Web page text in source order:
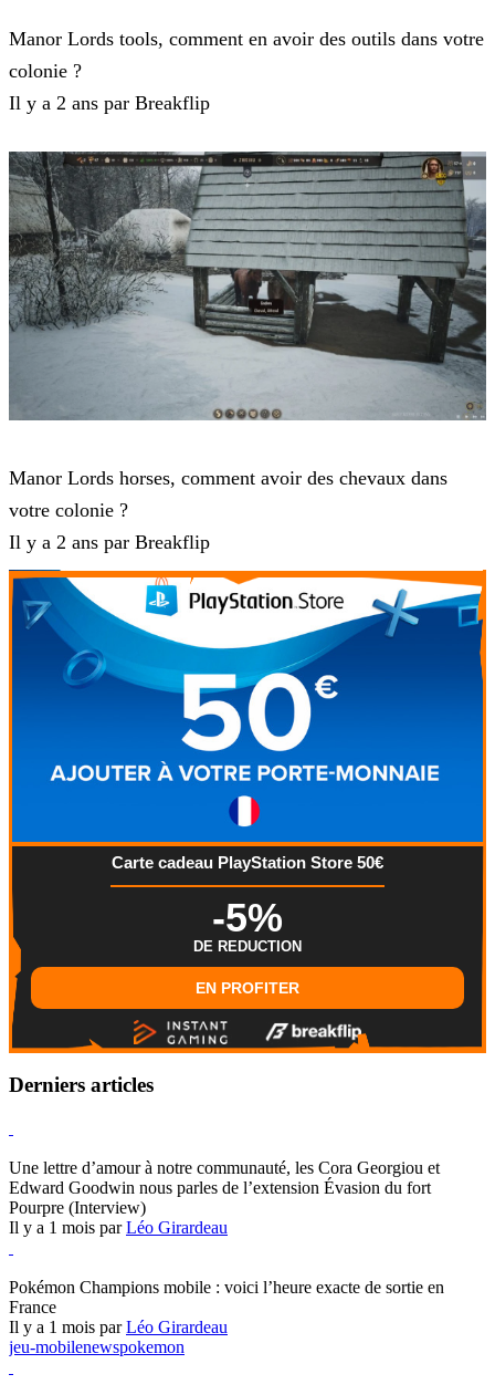
Manor Lords tools, comment en avoir des outils dans votre
colonie ?
Il y a 2 ans par Breakflip
Manor Lords horses, comment avoir des chevaux dans
votre colonie ?
Il y a 2 ans par Breakflip
Carte cadeau PlayStation Store 50€
-5%
DE REDUCTION
EN PROFITER
Derniers articles
Une lettre d’amour à notre communauté, les Cora Georgiou et
Edward Goodwin nous parles de l’extension Évasion du fort
Pourpre (Interview)
Il y a 1 mois parLéo Girardeau
Pokémon Champions mobile : voici l’heure exacte de sortie en
France
Il y a 1 mois parLéo Girardeau
jeu-mobilenewspokemon